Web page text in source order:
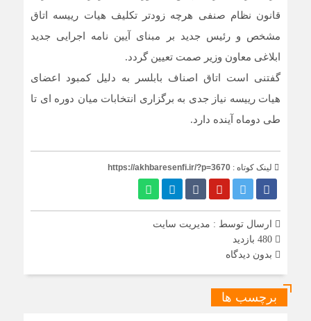
قانون نظام صنفی هرچه زودتر تکلیف هیات رییسه اتاق
مشخص و رئیس جدید بر مبنای آیین نامه اجرایی جدید
ابلاغی معاون وزیر صمت تعیین گردد.
گفتنی است اتاق اصناف بابلسر به دلیل کمبود اعضای
هیات رییسه نیاز جدی به برگزاری انتخابات میان دوره ای تا
طی دوماه آینده دارد.
لینک کوتاه : https://akhbaresenfi.ir/?p=3670
ارسال توسط : مدیریت سایت
بدون دیدگاه
برچسب ها